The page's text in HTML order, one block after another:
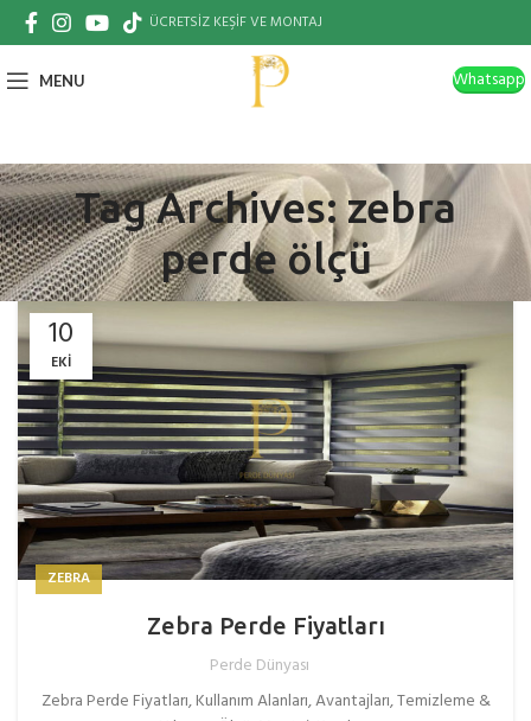
ÜCRETSİZ KEŞİF VE MONTAJ
MENU Whatsapp
Tag Archives: zebra
perde ölçü
10
EKI
ZEBRA
Zebra Perde Fiyatları
Perde Dünyası
Zebra Perde Fiyatları, Kullanım Alanları, Avantajları, Temizleme &